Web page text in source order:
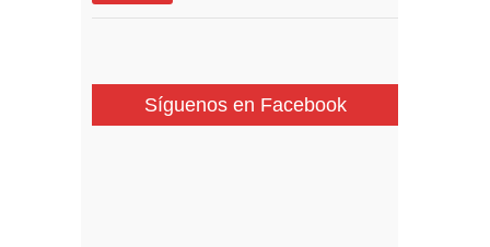
Síguenos en Facebook